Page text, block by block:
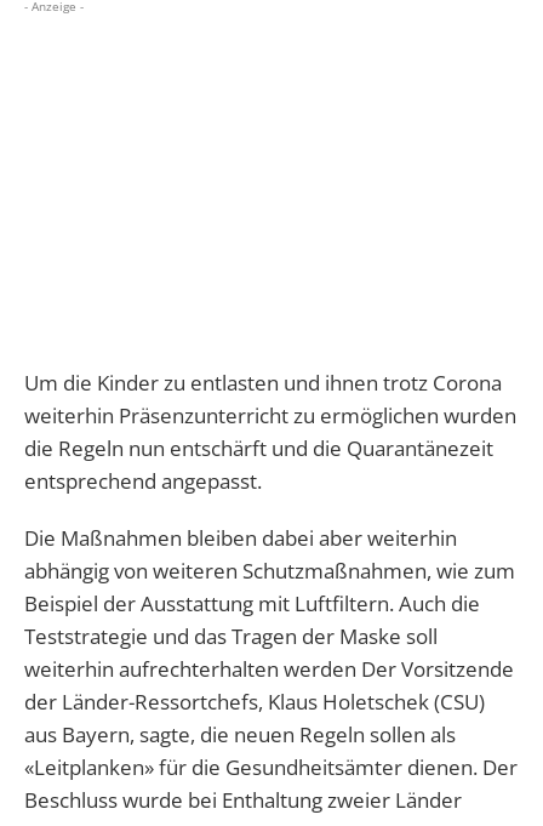
- Anzeige -
Um die Kinder zu entlasten und ihnen trotz Corona
weiterhin Präsenzunterricht zu ermöglichen wurden
die Regeln nun entschärft und die Quarantänezeit
entsprechend angepasst.
Die Maßnahmen bleiben dabei aber weiterhin
abhängig von weiteren Schutzmaßnahmen, wie zum
Beispiel der Ausstattung mit Luftfiltern. Auch die
Teststrategie und das Tragen der Maske soll
weiterhin aufrechterhalten werden Der Vorsitzende
der Länder-Ressortchefs, Klaus Holetschek (CSU)
aus Bayern, sagte, die neuen Regeln sollen als
«Leitplanken» für die Gesundheitsämter dienen. Der
Beschluss wurde bei Enthaltung zweier Länder